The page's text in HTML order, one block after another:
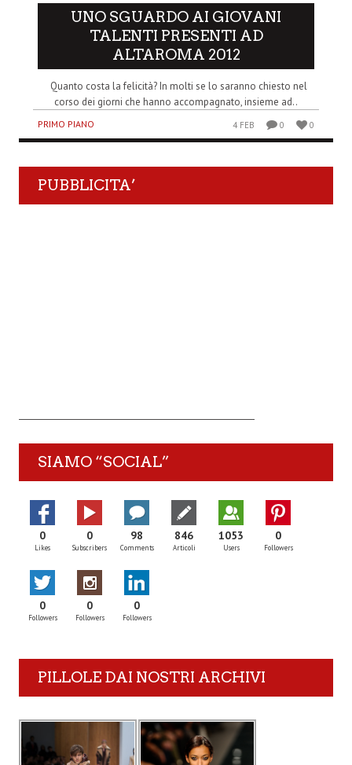
UNO SGUARDO AI GIOVANI
TALENTI PRESENTI AD
ALTAROMA 2012
Quanto costa la felicità? In molti se lo saranno chiesto nel
corso dei giorni che hanno accompagnato, insieme ad..
PRIMO PIANO 4 FEB 0 0
PUBBLICITA’
SIAMO “SOCIAL”
0
Likes
0
Subscribers
98
Comments
846
Articoli
1053
Users
0
Followers
0
Followers
0
Followers
0
Followers
PILLOLE DAI NOSTRI ARCHIVI